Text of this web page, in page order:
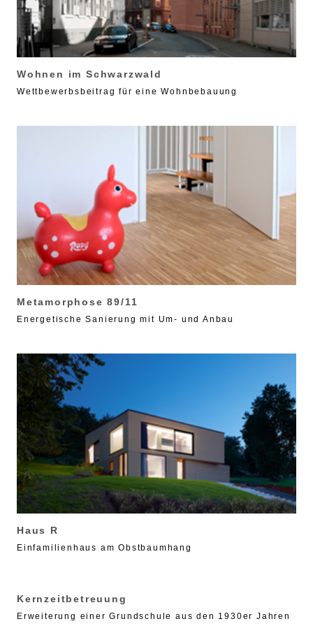
Wohnen im Schwarzwald
Wettbewerbsbeitrag für eine Wohnbebauung
Metamorphose 89/11
Energetische Sanierung mit Um- und Anbau
Haus R
Einfamilienhaus am Obstbaumhang
Kernzeitbetreuung
Erweiterung einer Grundschule aus den 1930er Jahren